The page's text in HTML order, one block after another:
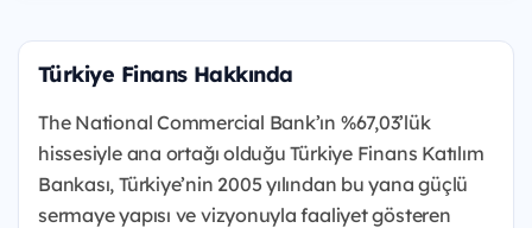
Türkiye Finans Hakkında
The National Commercial Bank’ın %67,03’lük
hissesiyle ana ortağı olduğu Türkiye Finans Katılım
Bankası, Türkiye’nin 2005 yılından bu yana güçlü
sermaye yapısı ve vizyonuyla faaliyet gösteren